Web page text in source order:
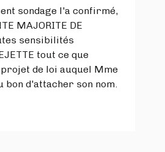
sondage l'a confirmé,
MAJORITE DE
sensibilités
tout ce que
de loi auquel Mme
bon d'attacher son nom.